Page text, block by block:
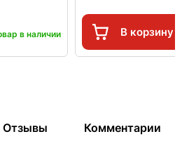
в наличии В корзину
Отзывы Комментарии